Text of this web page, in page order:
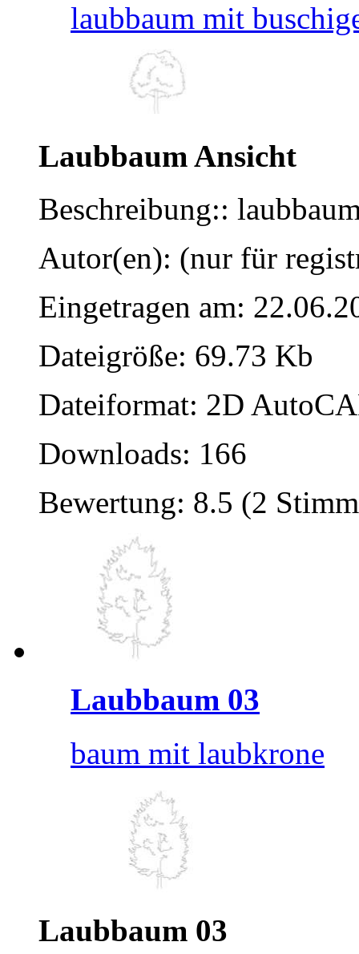
laubbaum mit
Laubbaum Ansicht
Beschreibung::
Autor(en): (nur für
Eingetragen am:
Dateigröße: 69.73 Kb
Dateiformat: 2D
Downloads: 166
Bewertung: 8.5 (2
Laubbaum 03
baum mit laubkrone
Laubbaum 03